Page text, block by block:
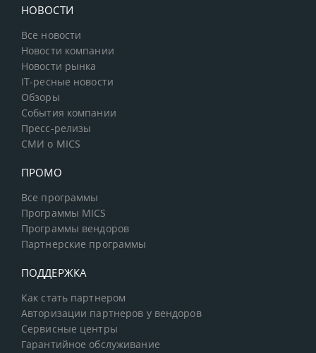
НОВОСТИ
Все новости
Новости компании
Новости рынка
IT-ресные новости
Обзоры
События компании
Пресс-релизы
СМИ о MICS
ПРОМО
Все программы
Программы MICS
Программы вендоров
Партнерские программы
ПОДДЕРЖКА
Как стать партнером
Авторизации партнеров у вендоров
Сервисные центры
Гарантийное обслуживание